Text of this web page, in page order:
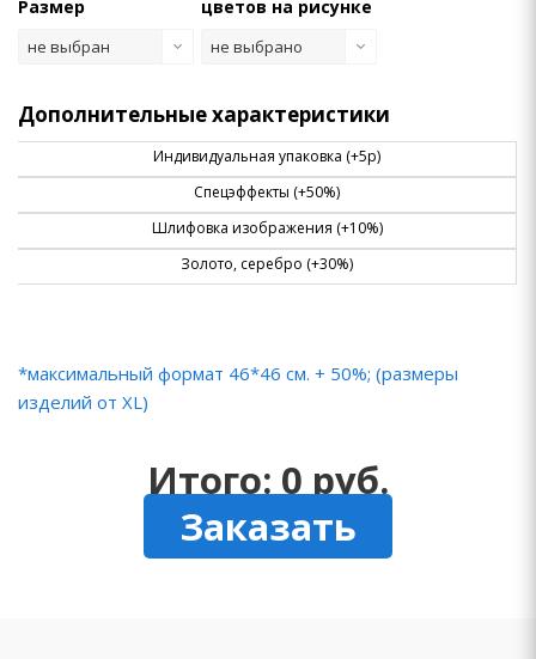
Размер
не выбран
цветов на рисунке
не выбрано
Дополнительные характеристики
Индивидуальная упаковка (+5р)
Спецэффекты (+50%)
Шлифовка изображения (+10%)
Золото, серебро (+30%)
*максимальный формат 46*46 см. + 50%; (размеры
изделий от XL)
Итого: 0 руб.
Заказать